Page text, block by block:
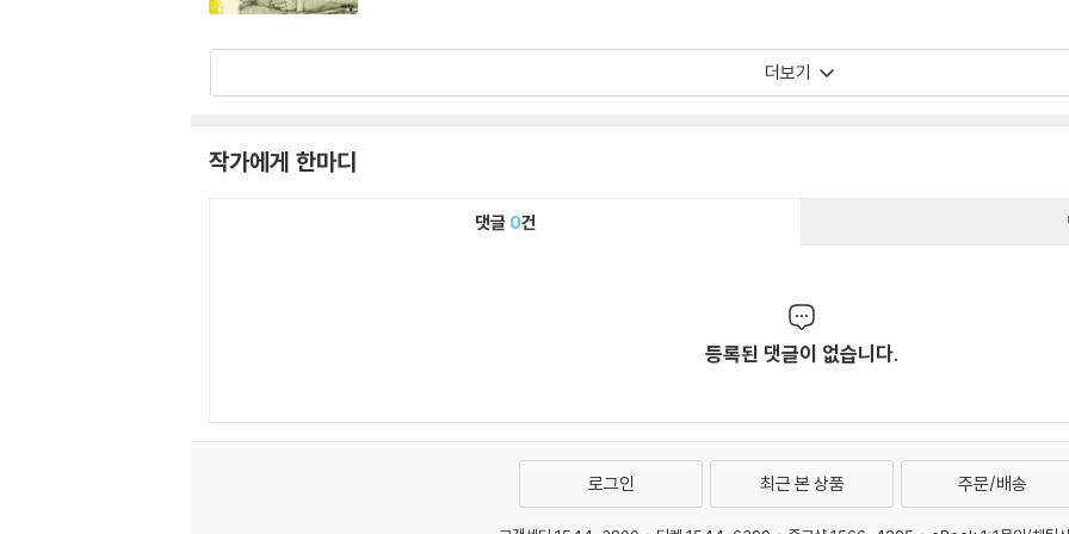
다. 따라서 그의 종합은 철저하게 성경에 기초한 종합입니다. G. K. 체스터튼은 “기독교는 서로 격렬
를 놓치지 않고 또한 둘 모두를 계속 격렬하게 만듦으로써 그렇게 한다.”라고 했습니다. 이 책을 읽는
더보기
작가에게 한마디
댓글 0건
등록된 댓글이 없습니다.
로그인 최근 본 상품 주문/배송